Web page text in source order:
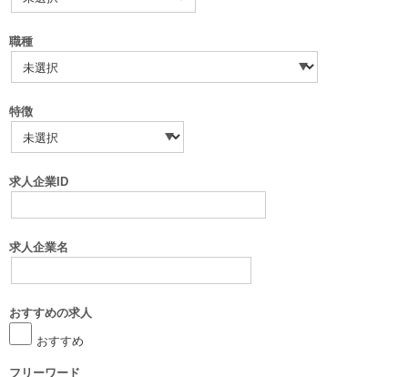
職種
特徴
求人企業ID
求人企業名
おすすめの求人
おすすめ
フリーワード